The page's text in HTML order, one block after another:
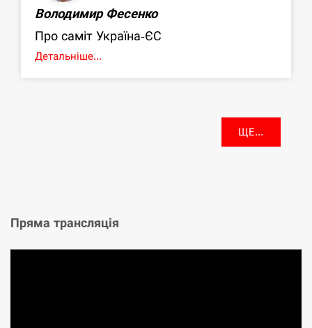
Володимир Фесенко
Про саміт Україна-ЄС
Детальніше...
ЩЕ...
Пряма трансляція